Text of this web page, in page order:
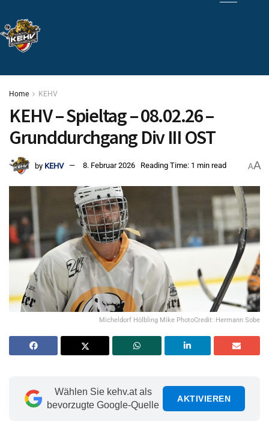
Home KEHV
KEHV – Spieltag – 08.02.26 –
Grunddurchgang Div III OST
by KEHV 8. Februar 2026 Reading Time: 1 min read AA
Micheldorf Hölbling Mike PhotoCredit: Hermann Sobe
Wählen Sie kehv.at als
bevorzugte Google-Quelle
AKTIVIEREN